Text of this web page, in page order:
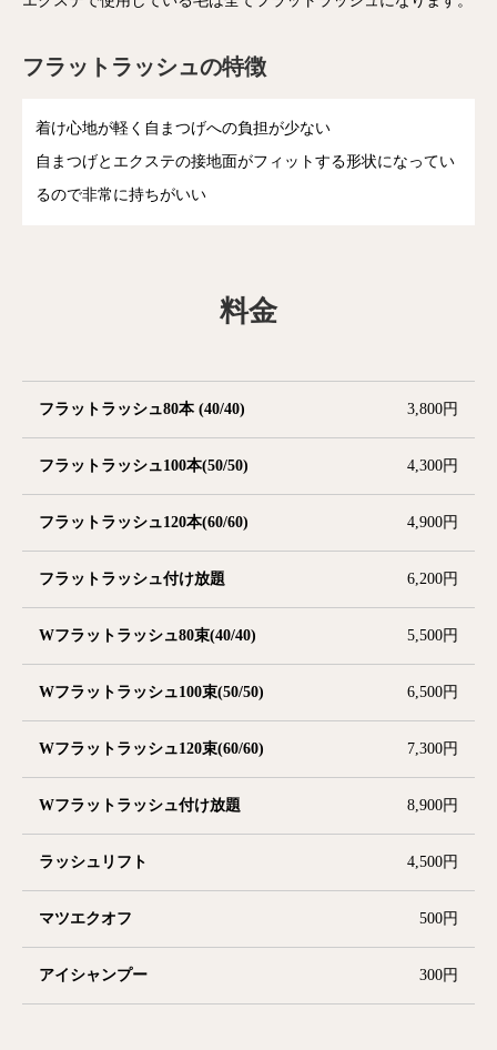
フラットラッシュの特徴
着け心地が軽く自まつげへの負担が少ない
自まつげとエクステの接地面がフィットする形状になってい
るので非常に持ちがいい
料金
フラットラッシュ80本 (40/40) 3,800円
フラットラッシュ100本(50/50) 4,300円
フラットラッシュ120本(60/60) 4,900円
フラットラッシュ付け放題 6,200円
Wフラットラッシュ80束(40/40) 5,500円
Wフラットラッシュ100束(50/50) 6,500円
Wフラットラッシュ120束(60/60) 7,300円
Wフラットラッシュ付け放題 8,900円
ラッシュリフト 4,500円
マツエクオフ 500円
アイシャンプー 300円